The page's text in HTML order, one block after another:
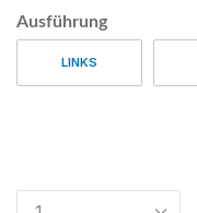
Ausführung
LINKS